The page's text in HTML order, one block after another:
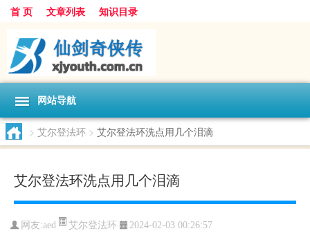
首 页 文章列表 知识目录
网站导航
> 艾尔登法环 > 艾尔登法环洗点用几个泪滴
艾尔登法环洗点用几个泪滴
网友:aed 艾尔登法环 2024-02-03 00:26:57